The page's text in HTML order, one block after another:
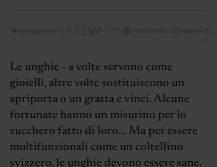
Media su di noi:
Le unghie - a volte servono come
gioielli, altre volte sostituiscono un
apriporta o un gratta e vinci. Alcune
fortunate hanno un misurino per lo
zucchero fatto di loro... Ma per essere
multifunzionali come un coltellino
svizzero, le unghie devono essere sane.